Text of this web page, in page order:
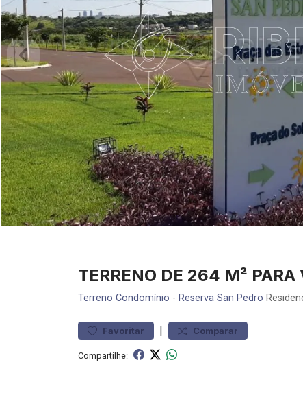
TERRENO DE 264 M²
Terreno Condomínio - Reserva San Pedro
Favoritar | Comparar
Compartilhe: